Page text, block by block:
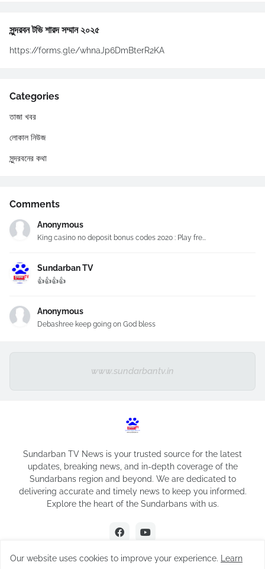
সুন্দরবন টভি শারদ সম্মান ২০২৫
https://forms.gle/whnaJp6DmBterR2KA
Categories
তাজা খবর
লোকাল নিউজ
সুন্দরবনের কথা
Comments
Anonymous
King casino no deposit bonus codes 2020 : Play fre...
Sundarban TV
👍👍👍👍
Anonymous
Debashree keep going on God bless
www.sundarbantv.in
Sundarban TV News is your trusted source for the latest
updates, breaking news, and in-depth coverage of the
Sundarbans region and beyond. We are dedicated to
delivering accurate and timely news to keep you informed.
Explore the heart of the Sundarbans with us.
Our website uses cookies to improve your experience.
Learn